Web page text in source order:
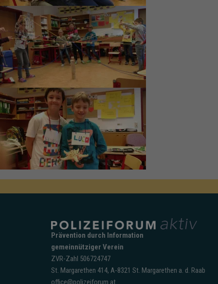
Prävention durch Information
gemeinnütziger Verein
ZVR-Zahl 506724747
St. Margarethen 414, A-8321 St. Margarethen a. d. Raab
office@polizeiforum.at